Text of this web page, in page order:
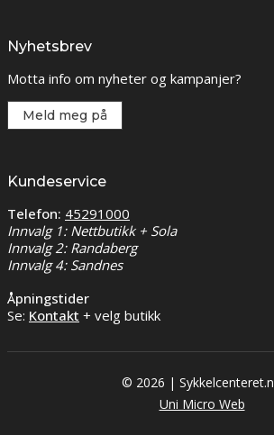
Nyhetsbrev
Motta info om nyheter og kampanjer?
Meld meg på
Kundeservice
Telefon: 45291000
Innvalg 1: Nettbutikk + Sola
Innvalg 2: Randaberg
Innvalg 4: Sandnes
Åpningstider
Se: Kontakt + velg butikk
© 2026 |
Uni Micro Web